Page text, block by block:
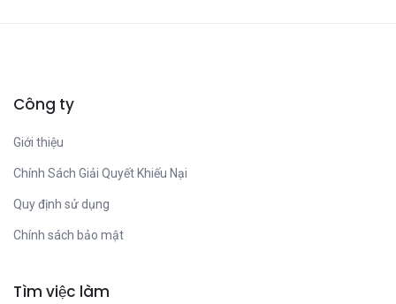
Công ty
Giới thiệu
Chính Sách Giải Quyết Khiếu Nại
Quy định sử dụng
Chính sách bảo mật
Tìm việc làm